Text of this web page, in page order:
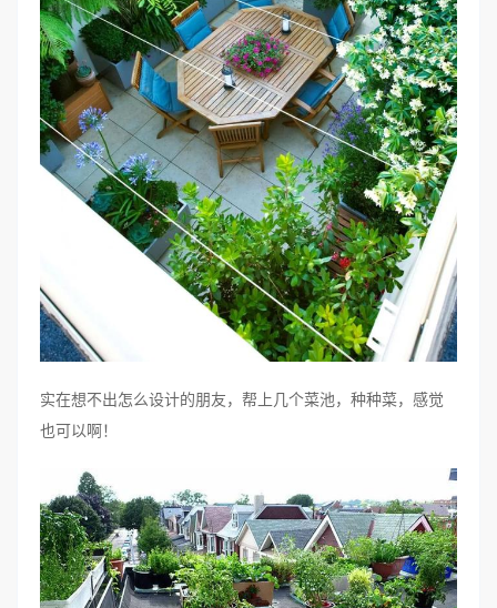
实在想不出怎么设计的朋友，帮上几个菜池，种种菜，感觉
也可以啊！